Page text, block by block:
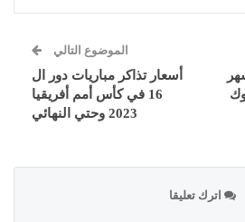
الموضوع التالي
أسعار تذاكر مباريات دور ال
16 في كأس أمم أفريقيا
2023 وحتي النهائي
اترك تعليقا